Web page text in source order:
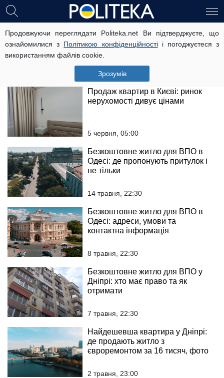
Продовжуючи переглядати Politeka.net Ви підтверджуєте, що
ознайомилися з Політикою конфіденційностіі погоджуєтеся з
використанням файлів cookie.
Зрозумів
Найдешевше житло в
Полтавській області за 13 000
гривень: де продають доступні
будинки
16 квітня, 08:00
Продаж квартир в Києві: ринок
нерухомості дивує цінами
5 червня, 05:00
Безкоштовне житло для ВПО в
Одесі: де пропонують притулок і
не тільки
14 травня, 22:30
Безкоштовне житло для ВПО в
Одесі: адреси, умови та
контактна інформація
8 травня, 22:30
Безкоштовне житло для ВПО у
Дніпрі: хто має право та як
отримати
7 травня, 22:30
Найдешевша квартира у Дніпрі:
де продають житло з
євроремонтом за 16 тисяч, фото
2 травня, 23:00